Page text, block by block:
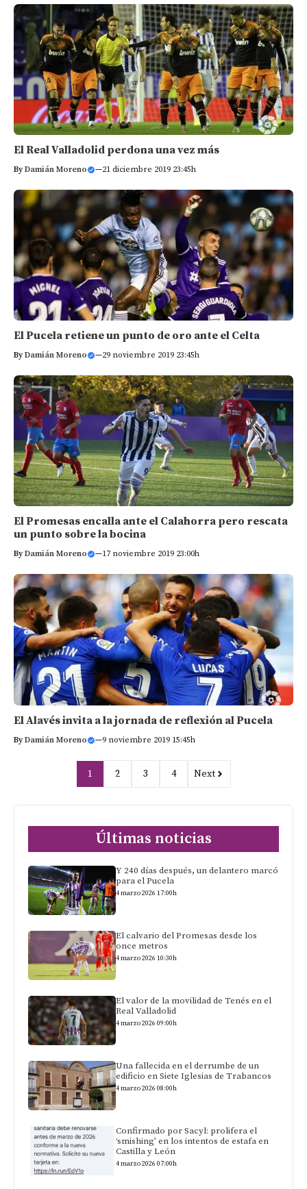
El Real Valladolid perdona una vez más
ByDamián Moreno —21 diciembre 2019 23:45h
El Pucela retiene un punto de oro ante el Celta
ByDamián Moreno —29 noviembre 2019 23:45h
El Promesas encalla ante el Calahorra pero rescata
un punto sobre la bocina
ByDamián Moreno —17 noviembre 2019 23:00h
El Alavés invita a la jornada de reflexión al Pucela
ByDamián Moreno —9 noviembre 2019 15:45h
1 2 3 4 Next
Últimas noticias
Y 240 días después, un delantero marcó
para el Pucela
4 marzo 2026 17:00h
El calvario del Promesas desde los
once metros
4 marzo 2026 10:30h
El valor de la movilidad de Tenés en el
Real Valladolid
4 marzo 2026 09:00h
Una fallecida en el derrumbe de un
edificio en Siete Iglesias de Trabancos
4 marzo 2026 08:00h
Confirmado por Sacyl: prolifera el
‘smishing’ en los intentos de estafa en
Castilla y León
4 marzo 2026 07:00h